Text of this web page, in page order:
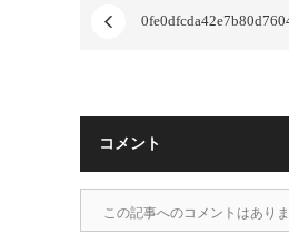
コメント
この記事へのコメントはありま